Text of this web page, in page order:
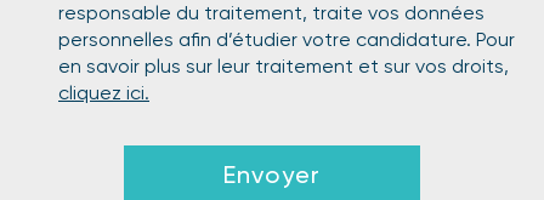
responsable du traitement, traite vos données
personnelles afin d’étudier votre candidature. Pour
en savoir plus sur leur traitement et sur vos droits,
cliquez ici.
Envoyer